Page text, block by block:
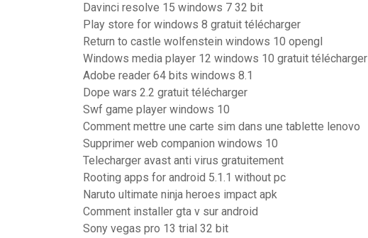
Davinci resolve 15 windows 7 32 bit
Play store for windows 8 gratuit télécharger
Return to castle wolfenstein windows 10 opengl
Windows media player 12 windows 10 gratuit télécharger
Adobe reader 64 bits windows 8.1
Dope wars 2.2 gratuit télécharger
Swf game player windows 10
Comment mettre une carte sim dans une tablette lenovo
Supprimer web companion windows 10
Telecharger avast anti virus gratuitement
Rooting apps for android 5.1.1 without pc
Naruto ultimate ninja heroes impact apk
Comment installer gta v sur android
Sony vegas pro 13 trial 32 bit